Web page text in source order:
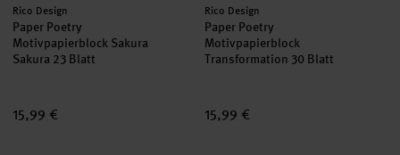
Hersteller:
Rico Design
Paper Poetry
Motivpapierblock Sakura
Sakura 23 Blatt
15,99 €
Hersteller:
Rico Design
Paper Poetry
Motivpapierblock
Transformation 30 Blatt
15,99 €